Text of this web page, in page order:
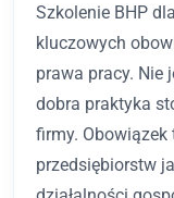
Szkolenie BHP
kluczowych
prawa pracy. Nie
dobra praktyka
firmy.
przedsiębiorstw